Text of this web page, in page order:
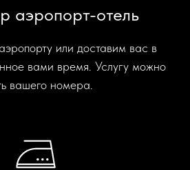
аэропорт-отель
или доставим вас в
вами время. Услугу можно
вашего номера.